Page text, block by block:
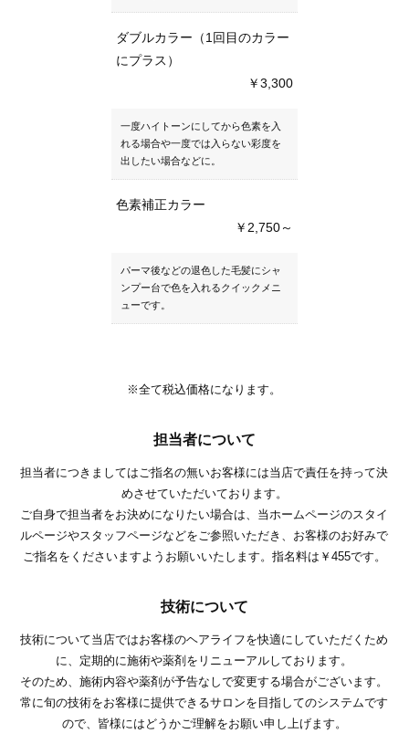
ダブルカラー（1回目のカラー
にプラス）
￥3,300
一度ハイトーンにしてから色素を入
れる場合や一度では入らない彩度を
出したい場合などに。
色素補正カラー
￥2,750～
パーマ後などの退色した毛髪にシャ
ンプー台で色を入れるクイックメニ
ューです。
※全て税込価格になります。
担当者について
担当者につきましてはご指名の無いお客様には当店で責任を持って決
めさせていただいております。
ご自身で担当者をお決めになりたい場合は、当ホームページのスタイ
ルページやスタッフページなどをご参照いただき、お客様のお好みで
ご指名をくださいますようお願いいたします。指名料は￥455です。
技術について
技術について当店ではお客様のヘアライフを快適にしていただくため
に、定期的に施術や薬剤をリニューアルしております。
そのため、施術内容や薬剤が予告なしで変更する場合がございます。
常に旬の技術をお客様に提供できるサロンを目指してのシステムです
ので、皆様にはどうかご理解をお願い申し上げます。